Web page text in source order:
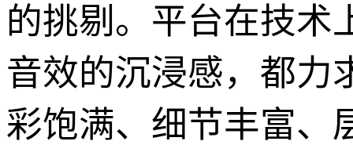
的挑剔。平台在技术
音效的沉浸感，都力
彩饱满、细节丰富、